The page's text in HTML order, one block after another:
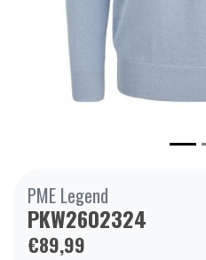
PME Legend
PKW2602324
€89,99